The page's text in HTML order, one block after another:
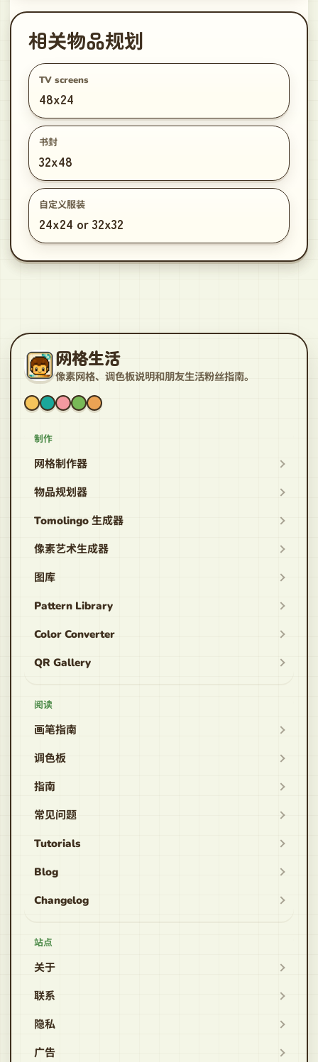
相关物品规划
TV screens
48x24
书封
32x48
自定义服装
24x24 or 32x32
网格生活
像素网格、调色板说明和朋友生活粉丝指南。
制作
网格制作器
物品规划器
Tomolingo 生成器
像素艺术生成器
图库
Pattern Library
Color Converter
QR Gallery
阅读
画笔指南
调色板
指南
常见问题
Tutorials
Blog
Changelog
站点
关于
联系
隐私
广告